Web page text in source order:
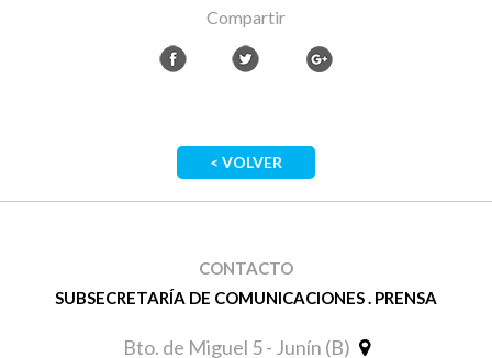
Compartir
< VOLVER
CONTACTO
SUBSECRETARÍA DE COMUNICACIONES . PRENSA
Bto. de Miguel 5 - Junín (B)